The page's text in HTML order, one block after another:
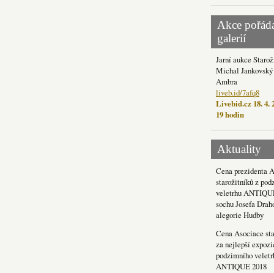
Akce
galerií
Jarní aukce
Michal
Ambra
liveb.id/7afq8
Livebid.cz 18. 4.
19 hodin
Aktuality
Cena prezidenta
starožitníků z
veletrhu
sochu Josefa
alegorie Hudby
Cena Asociace
za nejlepší
podzimního
ANTIQUE 2018